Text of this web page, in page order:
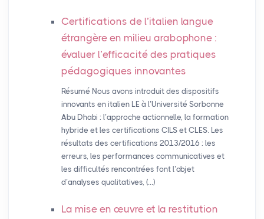
Certifications de l’italien langue
étrangère en milieu arabophone :
évaluer l’efficacité des pratiques
pédagogiques innovantes
Résumé Nous avons introduit des dispositifs
innovants en italien LE à l’Université Sorbonne
Abu Dhabi : l’approche actionnelle, la formation
hybride et les certifications CILS et CLES. Les
résultats des certifications 2013/2016 : les
erreurs, les performances communicatives et
les difficultés rencontrées font l’objet
d’analyses qualitatives, (…)
La mise en œuvre et la restitution